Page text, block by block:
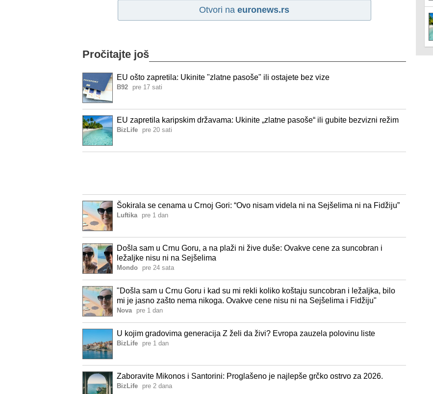
Otvori na euronews.rs
Pročitajte još
EU ošto zapretila: Ukinite "zlatne pasoše" ili ostajete bez vize
B92 pre 17 sati
EU zapretila karipskim državama: Ukinite „zlatne pasoše“ ili gubite bezvizni režim
BizLife pre 20 sati
Šokirala se cenama u Crnoj Gori: “Ovo nisam videla ni na Sejšelima ni na Fidžiju”
Luftika pre 1 dan
Došla sam u Crnu Goru, a na plaži ni žive duše: Ovakve cene za suncobran i
ležaljke nisu ni na Sejšelima
Mondo pre 24 sata
"Došla sam u Crnu Goru i kad su mi rekli koliko koštaju suncobran i ležaljka, bilo
mi je jasno zašto nema nikoga. Ovakve cene nisu ni na Sejšelima i Fidžiju"
Nova pre 1 dan
U kojim gradovima generacija Z želi da živi? Evropa zauzela polovinu liste
BizLife pre 1 dan
Zaboravite Mikonos i Santorini: Proglašeno je najlepše grčko ostrvo za 2026.
BizLife pre 2 dana